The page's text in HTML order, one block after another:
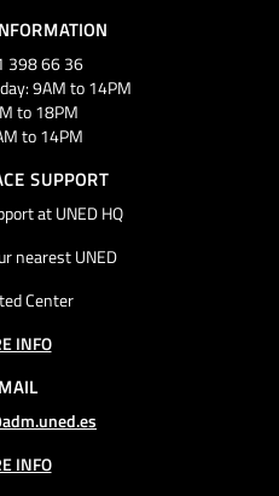
398 66 36
9AM to 14PM
to 18PM
to 14PM
SUPPORT
at UNED HQ
nearest UNED
Center
INFO
INFO